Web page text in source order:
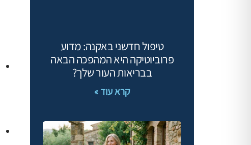
טיפול חדשני באקנה: מדוע
פרוביוטיקה היא המהפכה הבאה
בבריאות העור שלך?
קרא עוד »